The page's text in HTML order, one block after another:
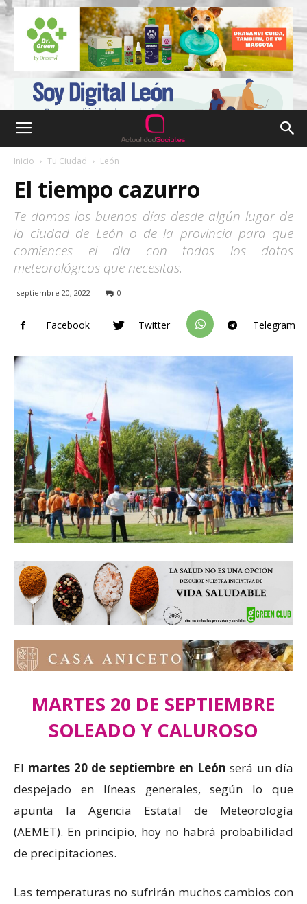
Inicio Tu Ciudad León
El tiempo cazurro
Te damos los buenos días desde algún lugar de
la ciudad de León o de la provincia para que
comiences el día con todos los datos
meteorológicos que necesitas.
septiembre 20, 2022 0
Facebook Twitter Telegram
MARTES 20 DE SEPTIEMBRE
SOLEADO Y CALUROSO
El martes 20 de septiembre en León será un día
despejado en líneas generales, según lo que
apunta la Agencia Estatal de Meteorología
(AEMET). En principio, hoy no habrá probabilidad
de precipitaciones.
Las temperaturas no sufrirán muchos cambios con